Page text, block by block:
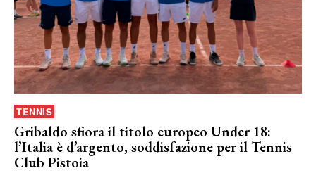
TENNIS
Gribaldo sfiora il titolo europeo Under 18:
l’Italia è d’argento, soddisfazione per il Tennis
Club Pistoia